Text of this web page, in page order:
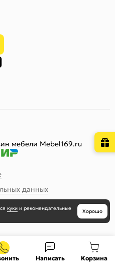
мебели Mebel169.ru
данных
Написать Корзина
куки и рекомендательные
Хорошо